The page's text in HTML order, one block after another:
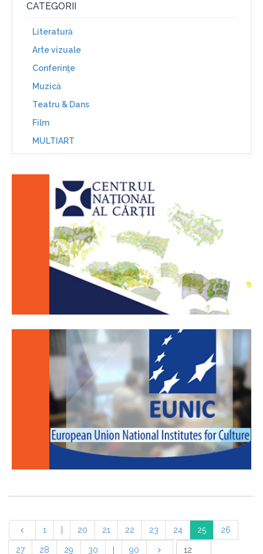
CATEGORII
Literatură
Arte vizuale
Conferinţe
Muzică
Teatru & Dans
Film
MULTIART
1 20 21 22 23 24 25 26
27 28 29 30 90